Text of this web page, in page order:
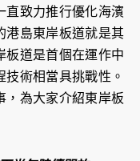
直致力推行優化海濱
港島東岸板道就是其
板道是首個在運作中
術相當具挑戰性。
，為大家介紹東岸板